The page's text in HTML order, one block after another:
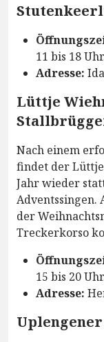
11 bis 18
Adresse:
Lüttje
Nach einem
findet der
Jahr wieder
Adventssingen.
der
Treckerkorso
15 bis 20
Adresse: